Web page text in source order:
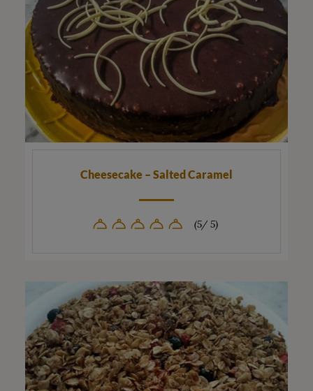
Cheesecake – Salted Caramel
(5/ 5)